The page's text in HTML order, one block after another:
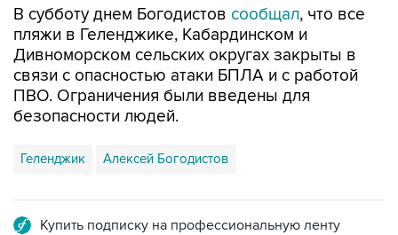
В субботу днем Богодистов сообщал, что все
пляжи в Геленджике, Кабардинском и
Дивноморском сельских округах закрыты в
связи с опасностью атаки БПЛА и с работой
ПВО. Ограничения были введены для
безопасности людей.
Геленджик Алексей Богодистов
Купить подписку на профессиональную ленту